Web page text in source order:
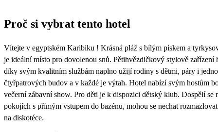
Proč si vybrat tento hotel
Vítejte v egyptském Karibiku ! Krásná pláž s bílým pískem a
je ideální místo pro dovolenou snů. Pětihvězdičkový stylově zařízení
díky svým kvalitním službám naplno užijí rodiny s dětmi, páry i
čtyřpatrových budov a v každé je výtah. Hotel nabízí svým hostům
večerní zábavní show. Pro děti je k dispozici dětský klub. Dospělí se
pokojích s přímým vstupem do bazénu, mohou se nechat
na diskotéce.